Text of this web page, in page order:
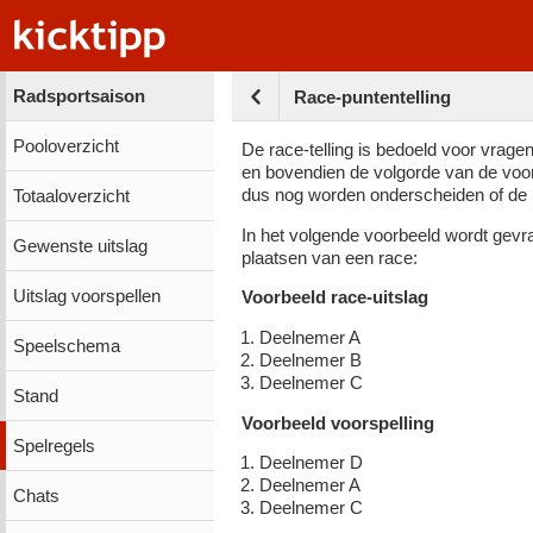
Radsportsaison
Pooloverzicht
Totaaloverzicht
Gewenste uitslag
Uitslag voorspellen
Speelschema
Stand
Spelregels
Chats
Race-puntentelling
De race-telling is bedoeld voor
en bovendien de volgorde van de
dus nog worden onderscheiden of
In het volgende voorbeeld wordt
plaatsen van een race:
Voorbeeld race-uitslag
Deelnemer A
Deelnemer B
Deelnemer C
Voorbeeld voorspelling
Deelnemer D
Deelnemer A
Deelnemer C